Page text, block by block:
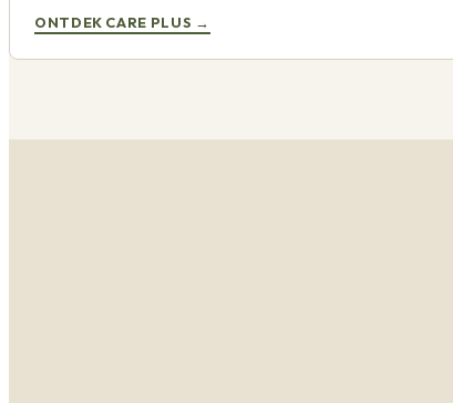
ONTDEK CARE PLUS →